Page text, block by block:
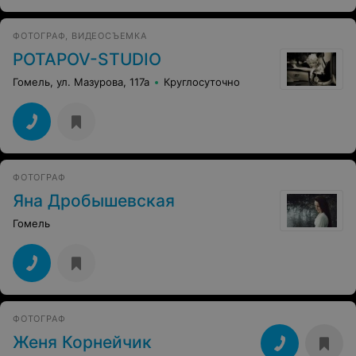
ФОТОГРАФ, ВИДЕОСЪЕМКА
POTAPOV-STUDIO
Гомель, ул. Мазурова, 117а Круглосуточно
ФОТОГРАФ
Яна Дробышевская
Гомель
ФОТОГРАФ
Женя Корнейчик